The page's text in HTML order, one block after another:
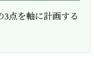
3点を軸に計画する